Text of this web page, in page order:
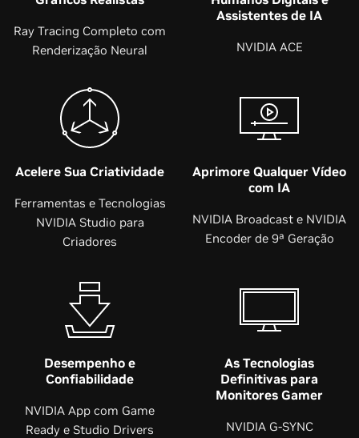
Ray Tracing Completo com
Renderização Neural
Assistentes de IA
NVIDIA ACE
Acelere Sua Criatividade
Ferramentas e Tecnologias
NVIDIA Studio para
Criadores
Aprimore Qualquer Vídeo
com IA
NVIDIA Broadcast e NVIDIA
Encoder de 9ª Geração
Desempenho e
Confiabilidade
NVIDIA App com Game
Ready e Studio Drivers
As Tecnologias
Definitivas para
Monitores Gamer
NVIDIA G-SYNC